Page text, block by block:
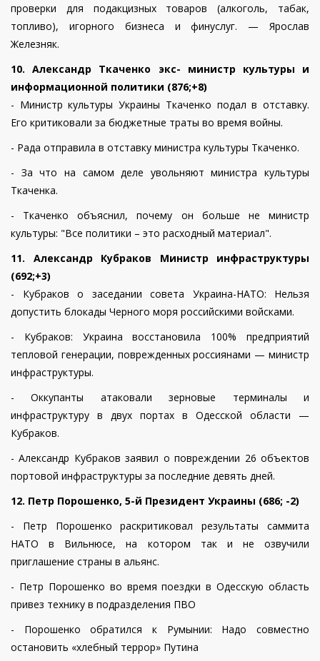
проверки для подакцизных товаров (алкоголь, табак,
топливо), игорного бизнеса и финуслуг. — Ярослав
Железняк.
10. Александр Ткаченко экс- министр культуры и
информационной политики (876;+8)
- Министр культуры Украины Ткаченко подал в отставку.
Его критиковали за бюджетные траты во время войны.
- Рада отправила в отставку министра культуры Ткаченко.
- За что на самом деле увольняют министра культуры
Ткаченка.
- Ткаченко объяснил, почему он больше не министр
культуры: "Все политики – это расходный материал".
11. Александр Кубраков Министр инфраструктуры
(692;+3)
- Кубраков о заседании совета Украина-НАТО: Нельзя
допустить блокады Черного моря российскими войсками.
- Кубраков: Украина восстановила 100% предприятий
тепловой генерации, поврежденных россиянами — министр
инфраструктуры.
- Оккупанты атаковали зерновые терминалы и
инфраструктуру в двух портах в Одесской области —
Кубраков.
- Александр Кубраков заявил о повреждении 26 объектов
портовой инфраструктуры за последние девять дней.
12. Петр Порошенко, 5-й Президент Украины (686; -2)
- Петр Порошенко раскритиковал результаты саммита
НАТО в Вильнюсе, на котором так и не озвучили
приглашение страны в альянс.
- Петр Порошенко во время поездки в Одесскую область
привез технику в подразделения ПВО
- Порошенко обратился к Румынии: Надо совместно
остановить «хлебный террор» Путина